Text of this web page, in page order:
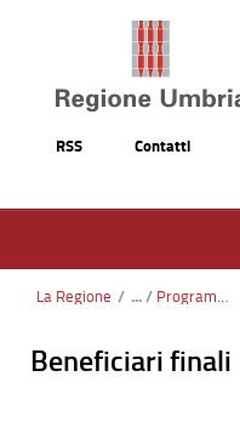
RSS Contatti
La Regione / Programmazione FESR
Beneficiari finali